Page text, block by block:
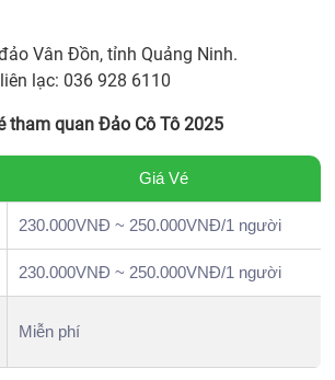
Vân Đồn, tỉnh Quảng Ninh.
lạc: 036 928 6110
tham quan Đảo Cô Tô 2025
Giá Vé
230.000VNĐ ~ 250.000VNĐ/1 người
230.000VNĐ ~ 250.000VNĐ/1 người
Miễn phí